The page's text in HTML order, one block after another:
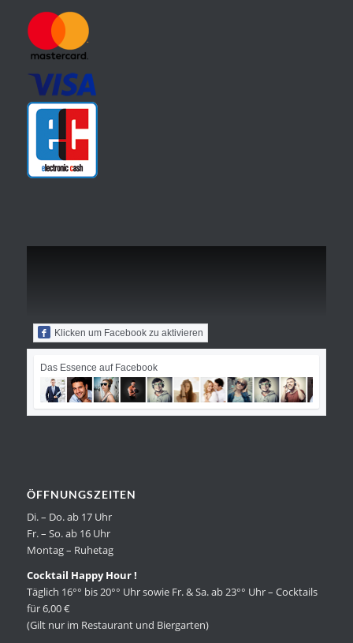
Klicken um Facebook zu aktivieren
Das Essence auf Facebook
ÖFFNUNGSZEITEN
Di. – Do. ab 17 Uhr
Fr. – So. ab 16 Uhr
Montag – Ruhetag
Cocktail Happy Hour !
Täglich 16°° bis 20°° Uhr sowie Fr. & Sa. ab 23°° Uhr – Cocktails
für 6,00 €
(Gilt nur im Restaurant und Biergarten)